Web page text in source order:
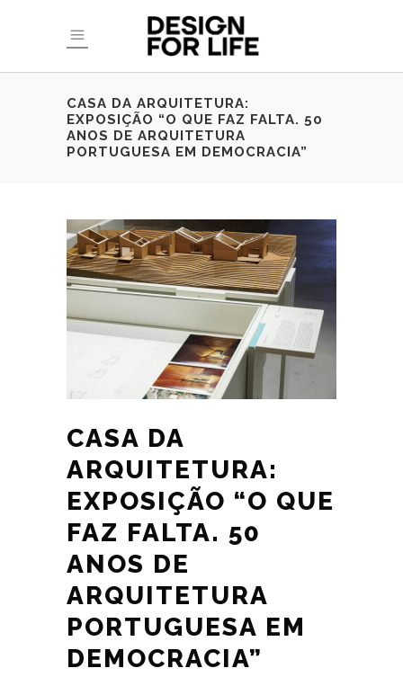
CASA DA ARQUITETURA:
EXPOSIÇÃO “O QUE FAZ FALTA. 50
ANOS DE ARQUITETURA
PORTUGUESA EM DEMOCRACIA”
CASA DA
ARQUITETURA:
EXPOSIÇÃO “O QUE
FAZ FALTA. 50
ANOS DE
ARQUITETURA
PORTUGUESA EM
DEMOCRACIA”